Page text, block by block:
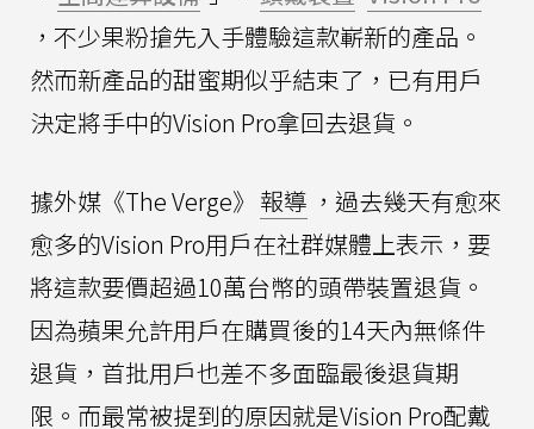
，不少果粉搶先入手體驗這款嶄新的產品。
然而新產品的甜蜜期似乎結束了，已有用戶
決定將手中的Vision Pro拿回去退貨。
據外媒《The Verge》 報導 ，過去幾天有愈來
愈多的Vision Pro用戶在社群媒體上表示，要
將這款要價超過10萬台幣的頭帶裝置退貨。
因為蘋果允許用戶在購買後的14天內無條件
退貨，首批用戶也差不多面臨最後退貨期
限。而最常被提到的原因就是Vision Pro配戴